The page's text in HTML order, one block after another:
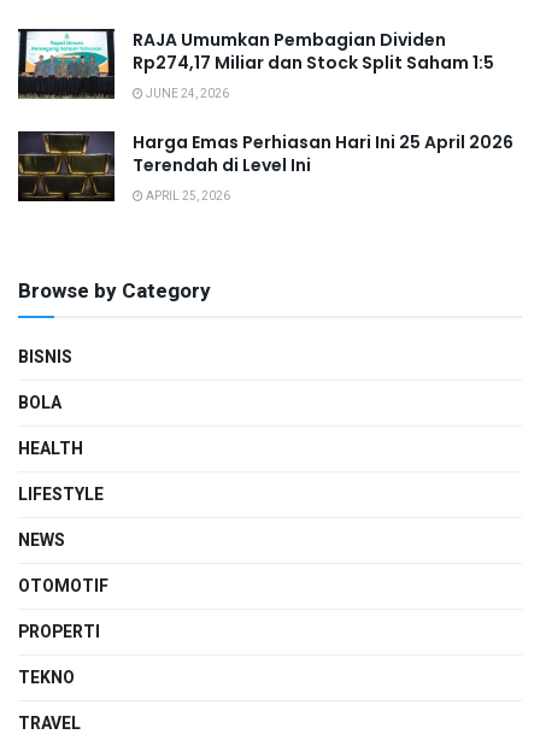
RAJA Umumkan Pembagian Dividen
Rp274,17 Miliar dan Stock Split Saham 1:5
JUNE 24, 2026
Harga Emas Perhiasan Hari Ini 25 April 2026
Terendah di Level Ini
APRIL 25, 2026
Browse by Category
BISNIS
BOLA
HEALTH
LIFESTYLE
NEWS
OTOMOTIF
PROPERTI
TEKNO
TRAVEL